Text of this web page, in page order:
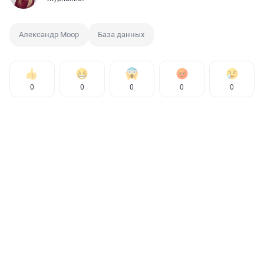
Александр Моор База данных
0 0 0 0 0